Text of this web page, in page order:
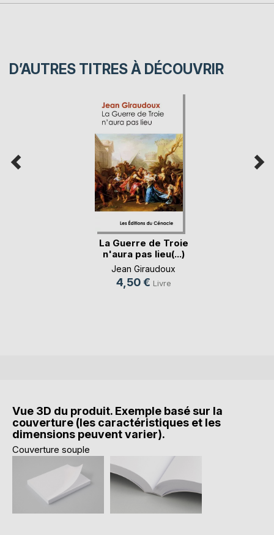
D’AUTRES TITRES À DÉCOUVRIR
La Guerre de Troie
n'aura pas lieu(...)
Jean Giraudoux
4,50 € Livre
Vue 3D du produit. Exemple basé sur la
couverture (les caractéristiques et les
dimensions peuvent varier).
Couverture souple